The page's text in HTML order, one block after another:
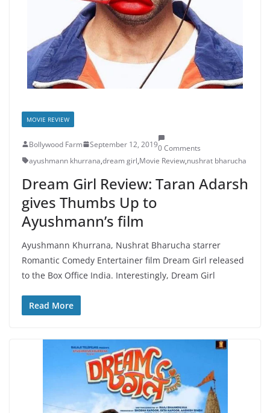
MOVIE REVIEW
Bollywood Farm September 12, 20190 Comments
ayushmann khurrana,dream girl,Movie Review,nushrat bharucha
Dream Girl Review: Taran Adarsh
gives Thumbs Up to
Ayushmann’s film
Ayushmann Khurrana, Nushrat Bharucha starrer
Romantic Comedy Entertainer film Dream Girl released
to the Box Office India. Interestingly, Dream Girl
Read More